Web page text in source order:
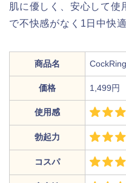
肌に優しく、安心して使
で不快感がなく1日中快
商品名 CockRing
価格 1,499円
使用感
勃起力
コスパ